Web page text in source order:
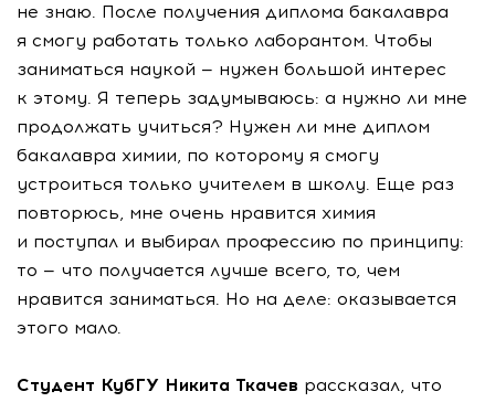
не знаю. После получения диплома бакалавра
я смогу работать только лаборантом. Чтобы
заниматься наукой — нужен большой интерес
к этому. Я теперь задумываюсь: а нужно ли мне
продолжать учиться? Нужен ли мне диплом
бакалавра химии, по которому я смогу
устроиться только учителем в школу. Еще раз
повторюсь, мне очень нравится химия
и поступал и выбирал профессию по принципу:
то — что получается лучше всего, то, чем
нравится заниматься. Но на деле: оказывается
этого мало.
Студент КубГУ Никита Ткачев рассказал, что